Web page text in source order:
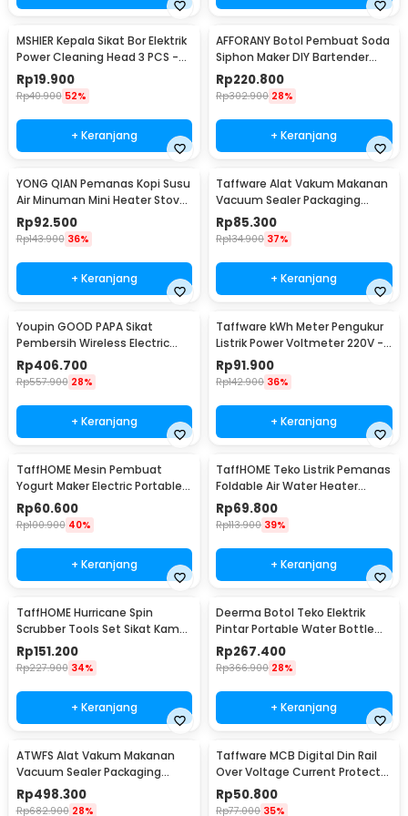
MSHIER Kepala Sikat Bor Elektrik
Power Cleaning Head 3 PCS -
DB003
Rp19.900
Rp40.900 52%
+ Keranjang
AFFORANY Botol Pembuat Soda
Siphon Maker DIY Bartender
CO2 1L - SD-MY
Rp220.800
Rp302.900 28%
+ Keranjang
YONG QIAN Pemanas Kopi Susu
Air Minuman Mini Heater Stove
Pot 500W - YQ-105
Rp92.500
Rp143.900 36%
+ Keranjang
Taffware Alat Vakum Makanan
Vacuum Sealer Packaging
Machine with Bag - HF-001
Rp85.300
Rp134.900 37%
+ Keranjang
Youpin GOOD PAPA Sikat
Pembersih Wireless Electric
Cleaning - CL99
Rp406.700
Rp557.900 28%
+ Keranjang
Taffware kWh Meter Pengukur
Listrik Power Voltmeter 220V -
DDS667
Rp91.900
Rp142.900 36%
+ Keranjang
TaffHOME Mesin Pembuat
Yogurt Maker Electric Portable
15W 1L - PA-10C
Rp60.600
Rp100.900 40%
+ Keranjang
TaffHOME Teko Listrik Pemanas
Foldable Air Water Heater
600W 600ml - HY-01
Rp69.800
Rp113.900 39%
+ Keranjang
TaffHOME Hurricane Spin
Scrubber Tools Set Sikat Kamar
Mandi Elektrik - WQ8111
Rp151.200
Rp227.900 34%
+ Keranjang
Deerma Botol Teko Elektrik
Pintar Portable Water Bottle
300W 350ml - DEM-DR035S
Rp267.400
Rp366.900 28%
+ Keranjang
ATWFS Alat Vakum Makanan
Vacuum Sealer Packaging
Machine with Bag - SX-168
Rp498.300
Rp682.900 28%
Taffware MCB Digital Din Rail
Over Voltage Current Protector
220V 40A - VAP-2P
Rp50.800
Rp77.000 35%